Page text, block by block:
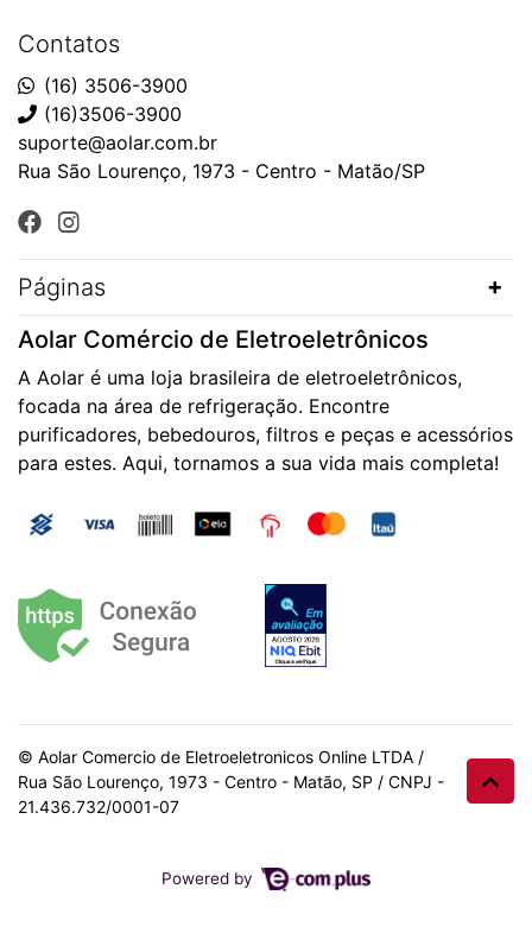
Contatos
(16) 3506-3900
(16)3506-3900
suporte@aolar.com.br
Rua São Lourenço, 1973 - Centro - Matão/SP
Páginas
Aolar Comércio de Eletroeletrônicos
A Aolar é uma loja brasileira de eletroeletrônicos,
focada na área de refrigeração. Encontre
purificadores, bebedouros, filtros e peças e acessórios
para estes. Aqui, tornamos a sua vida mais completa!
© Aolar Comercio de Eletroeletronicos Online LTDA /
Rua São Lourenço, 1973 - Centro - Matão, SP / CNPJ -
21.436.732/0001-07
Powered by